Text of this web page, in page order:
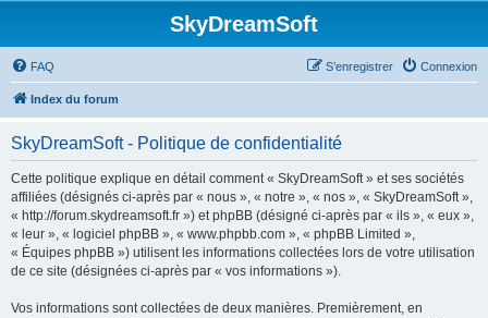
SkyDreamSoft
FAQ Connexion
S’enregistrer
Index du forum
SkyDreamSoft - Politique de confidentialité
Cette politique explique en détail comment « SkyDreamSoft » et ses sociétés
affiliées (désignés ci-après par « nous », « notre », « nos », « SkyDreamSoft »,
« http://forum.skydreamsoft.fr ») et phpBB (désigné ci-après par « ils », « eux »,
« leur », « logiciel phpBB », « www.phpbb.com », « phpBB Limited »,
« Équipes phpBB ») utilisent les informations collectées lors de votre utilisation
de ce site (désignées ci-après par « vos informations »).
Vos informations sont collectées de deux manières. Premièrement, en